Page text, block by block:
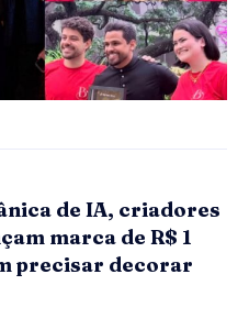
de IA, criadores
marca de R$ 1
precisar decorar